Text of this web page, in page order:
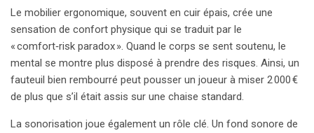
Le mobilier ergonomique, souvent en cuir épais, crée une
sensation de confort physique qui se traduit par le
« comfort‑risk paradox ». Quand le corps se sent soutenu, le
mental se montre plus disposé à prendre des risques. Ainsi, un
fauteuil bien rembourré peut pousser un joueur à miser 2 000 €
de plus que s’il était assis sur une chaise standard.
La sonorisation joue également un rôle clé. Un fond sonore de